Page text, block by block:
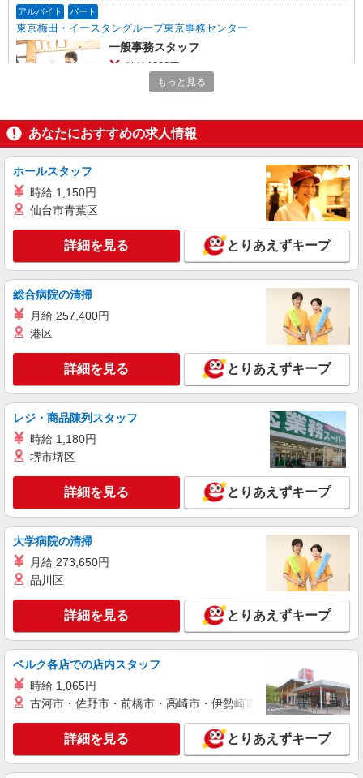
アルバイト パート
東京梅田・イースタングループ東京事務センター
一般事務スタッフ
時給1226円〜
東京都中央区築地7-10-2 築地小川ビル５階
キープ 詳細を見る
東京梅田・イースタングループ東京事務センター
月給209646円〜＋各種手当（残業手当・深夜
手当・運行管理者資格手当等） ★勤務時間帯・経
験・資格により優遇します 【給与例】 月収例：
255000円〜301000円 年収例：306万円〜361万円
東京都中央区築地7-10-2 築地小川ビル５階
キープ 詳細を見る
派遣社員
株式会社スペックス
一般事務
本時給1450円×7.5ｈ×21日＋諸費用
東京都中央区晴海 ※上記勤務地は10月から
になります。 即日〜研修先、東京都品川区東
詳細を見る
株式会社パソナ・東京キャリアセンター/KT600117648001
月給324000円 ★交通費規定に基づき交通費支
キープ 詳細を見る
派遣社員
株式会社パソナ・東京キャリアセンター/KT600117849001
一般事務
月給324000円 ★交通費規定に基づき交通費支
給
東京都中央区（日本橋駅）
もっと見る
あなたにおすすめの求人情報
ホールスタッフ
時給 1,150円
仙台市青葉区
詳細を見る とりあえずキープ
総合病院の清掃
月給 257,400円
港区
詳細を見る とりあえずキープ
レジ・商品陳列スタッフ
時給 1,180円
堺市堺区
詳細を見る とりあえずキープ
大学病院の清掃
月給 273,650円
品川区
詳細を見る とりあえずキープ
ベルク各店での店内スタッフ
時給 1,065円
古河市・佐野市・前橋市・高崎市・伊勢崎市・太田市・館林市
詳細を見る とりあえずキープ